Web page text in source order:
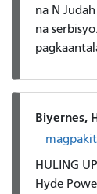
na N
na
Biyernes,
HULING
Hyde